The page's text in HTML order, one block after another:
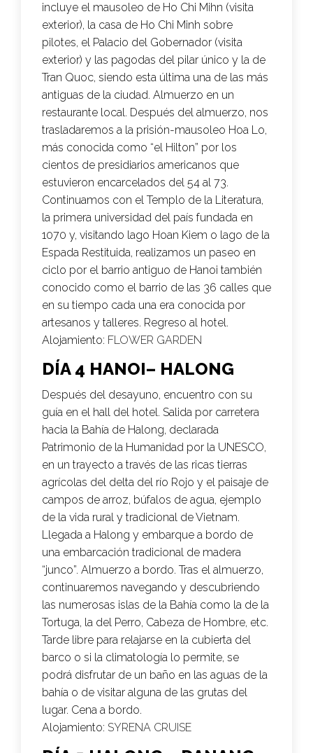
incluye el mausoleo de Ho Chi Mihn (visita
exterior), la casa de Ho Chi Minh sobre
pilotes, el Palacio del Gobernador (visita
exterior) y las pagodas del pilar único y la de
Tran Quoc, siendo esta última una de las más
antiguas de la ciudad. Almuerzo en un
restaurante local. Después del almuerzo, nos
trasladaremos a la prisión-mausoleo Hoa Lo,
más conocida como “el Hilton” por los
cientos de presidiarios americanos que
estuvieron encarcelados del 54 al 73.
Continuamos con el Templo de la Literatura,
la primera universidad del país fundada en
1070 y, visitando lago Hoan Kiem o lago de la
Espada Restituida, realizamos un paseo en
ciclo por el barrio antiguo de Hanoi también
conocido como el barrio de las 36 calles que
en su tiempo cada una era conocida por
artesanos y talleres. Regreso al hotel.
Alojamiento: FLOWER GARDEN
DÍA 4 HANOI– HALONG
Después del desayuno, encuentro con su
guía en el hall del hotel. Salida por carretera
hacia la Bahía de Halong, declarada
Patrimonio de la Humanidad por la UNESCO,
en un trayecto a través de las ricas tierras
agrícolas del delta del río Rojo y el paisaje de
campos de arroz, búfalos de agua, ejemplo
de la vida rural y tradicional de Vietnam.
Llegada a Halong y embarque a bordo de
una embarcación tradicional de madera
“junco”. Almuerzo a bordo. Tras el almuerzo,
continuaremos navegando y descubriendo
las numerosas islas de la Bahía como la de la
Tortuga, la del Perro, Cabeza de Hombre, etc.
Tarde libre para relajarse en la cubierta del
barco o si la climatología lo permite, se
podrá disfrutar de un baño en las aguas de la
bahía o de visitar alguna de las grutas del
lugar. Cena a bordo.
Alojamiento: SYRENA CRUISE